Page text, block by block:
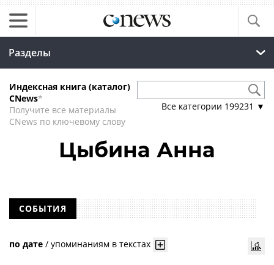
Разделы
Индексная книга (каталог)
CNews*
Получите все материалы
CNews по ключевому слову
Все категории 199231 ▼
Цыбина Анна
СОБЫТИЯ
по дате / упоминаниям в текстах